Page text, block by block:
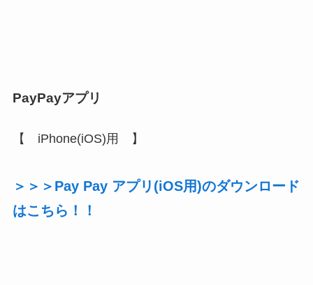
PayPayアプリ
【 iPhone(iOS)用 】
＞＞＞Pay Pay アプリ(iOS用)のダウンロード
はこちら！！